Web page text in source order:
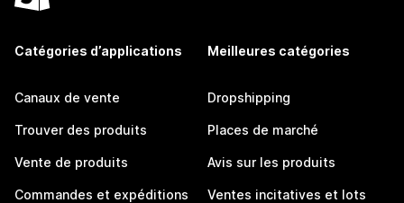
Catégories d’applications
Canaux de vente
Trouver des produits
Vente de produits
Commandes et expéditions
Meilleures catégories
Dropshipping
Places de marché
Avis sur les produits
Ventes incitatives et lots